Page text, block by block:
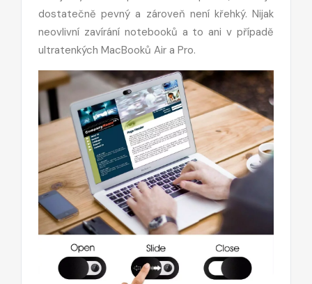
dostatečně pevný a zároveň není křehký. Nijak
neovlivní zavírání notebooků a to ani v případě
ultratenkých MacBooků Air a Pro.